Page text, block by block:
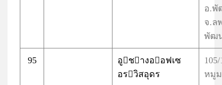
อ.พั
จ.ล
พัฒ
95
อูชางออฟเซ
อรวิสอุดร
หมู